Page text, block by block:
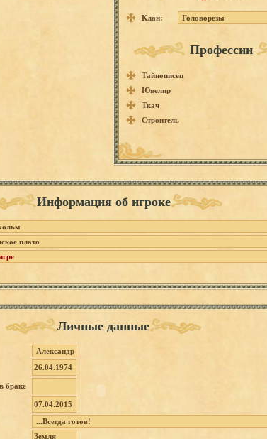
Клан: Головорезы
Профессии
Тайнописец
Ювелир
Ткач
Строитель
Информация об игроке
плато
Личные данные
Александр
26.04.1974
браке
07.04.2015
...Всегда готов!
Земля